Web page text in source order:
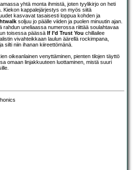
yhtä monta ihmistä, joten tyylikirjo on heti
Kiekon kappalejärjestys on myös siitä
kasvavat tasaisesti loppua kohden ja
soljuu jo päälle viiden ja puolen minuutin ajan.
rahdun uneliaassa numerossa riittää soulahtavaa
toisessa päässä If I’d Trust You chillailee
vivahteikkaan laulun äärellä rockimpana,
silti niin ihanan kiireettömänä.
oikeanlainen venyttäminen, pienten tilojen täyttö
omaan linjakkuuteen luottaminen, mistä suuri